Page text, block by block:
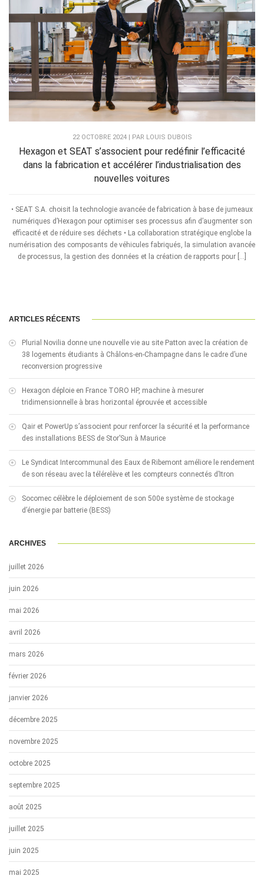
22 OCTOBRE 2024 | PAR LOUIS DUBOIS
Hexagon et SEAT s’associent pour redéfinir l’efficacité
dans la fabrication et accélérer l’industrialisation des
nouvelles voitures
• SEAT S.A. choisit la technologie avancée de fabrication à base de jumeaux
numériques d’Hexagon pour optimiser ses processus afin d’augmenter son
efficacité et de réduire ses déchets • La collaboration stratégique englobe la
numérisation des composants de véhicules fabriqués, la simulation avancée
de processus, la gestion des données et la création de rapports pour […]
ARTICLES RÉCENTS
Plurial Novilia donne une nouvelle vie au site Patton avec la création de
38 logements étudiants à Châlons-en-Champagne dans le cadre d’une
reconversion progressive
Hexagon déploie en France TORO HP, machine à mesurer
tridimensionnelle à bras horizontal éprouvée et accessible
Qair et PowerUp s’associent pour renforcer la sécurité et la performance
des installations BESS de Stor’Sun à Maurice
Le Syndicat Intercommunal des Eaux de Ribemont améliore le rendement
de son réseau avec la télérelève et les compteurs connectés d’Itron
Socomec célèbre le déploiement de son 500e système de stockage
d’énergie par batterie (BESS)
ARCHIVES
juillet 2026
juin 2026
mai 2026
avril 2026
mars 2026
février 2026
janvier 2026
décembre 2025
novembre 2025
octobre 2025
septembre 2025
août 2025
juillet 2025
juin 2025
mai 2025